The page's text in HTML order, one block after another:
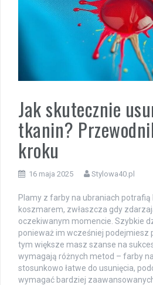
Jak skutecznie
tkanin?
kroku
16 maja 2025 Stylowa40.pl
Plamy z farby na ubraniach
koszmarem, zwłaszcza gdy
oczekiwanym momencie. Szybkie
ponieważ im wcześniej podejmiesz
tym większe masz szanse na
wymagają różnych metod – farby
stosunkowo łatwe do usunięcia,
wymagać bardziej